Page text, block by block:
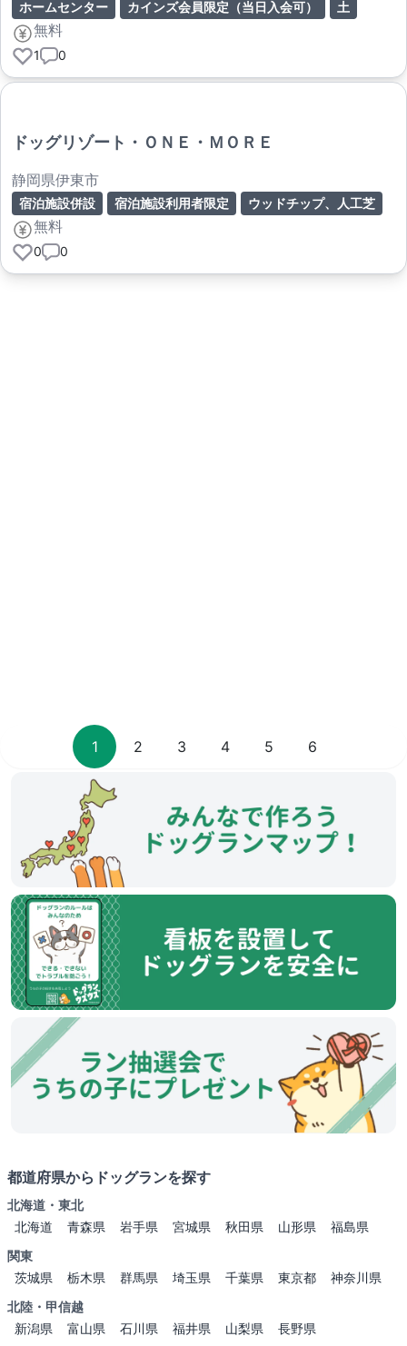
ホームセンター カインズ会員限定（当日入会可） 土
無料
1 0
ドッグリゾート・ＯＮＥ・ＭＯＲＥ
静岡県伊東市
宿泊施設併設 宿泊施設利用者限定 ウッドチップ、人工芝
無料
0 0
1 2 3 4 5 6
都道府県からドッグランを探す
北海道・東北
北海道
青森県 岩手県 宮城県 秋田県 山形県
福島県
関東
茨城県
栃木県 群馬県 埼玉県 千葉県 東京都
神奈川県
北陸・甲信越
新潟県
富山県 石川県 福井県 山梨県
長野県